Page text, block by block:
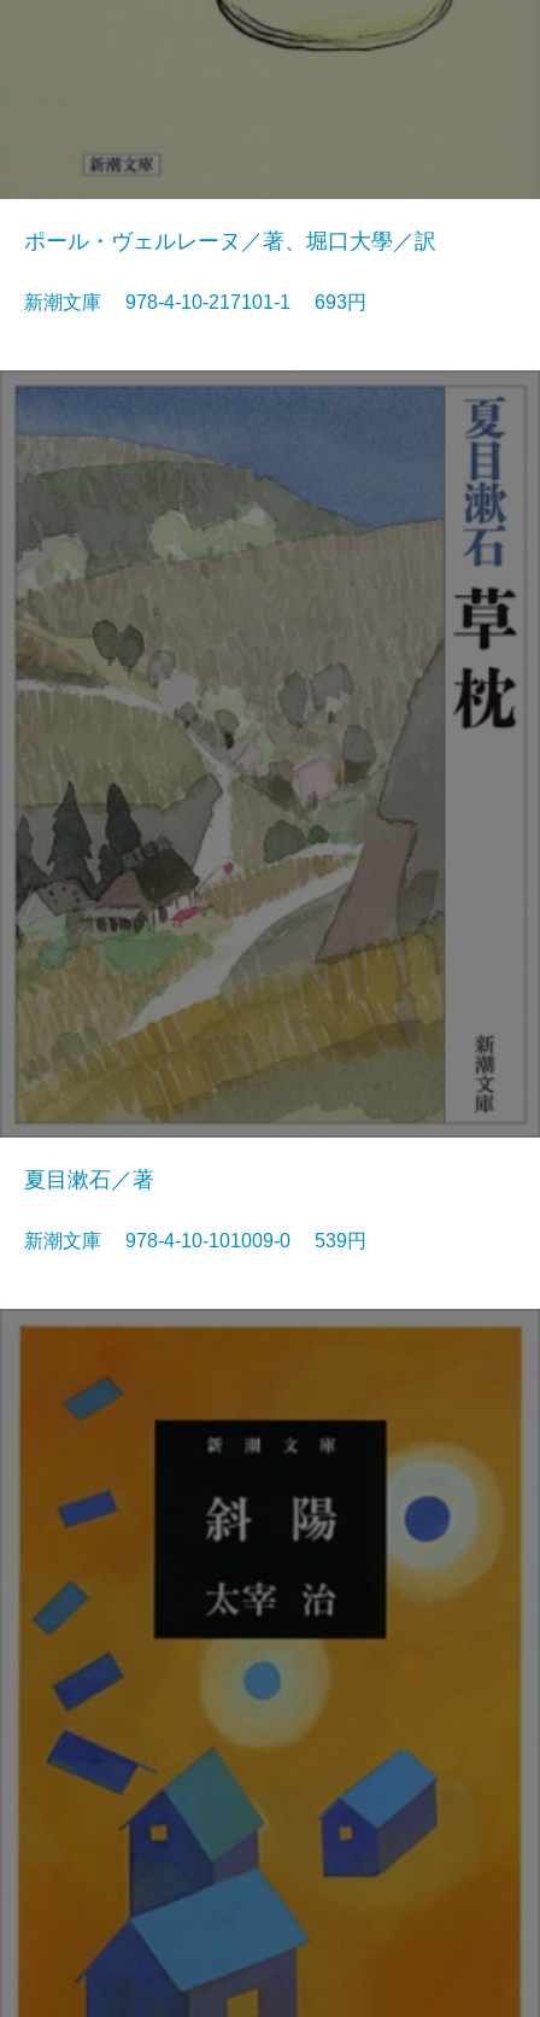
ポール・ヴェルレーヌ／著、堀口大學／訳
新潮文庫 978-4-10-217101-1 693円
夏目漱石／著
新潮文庫 978-4-10-101009-0 539円